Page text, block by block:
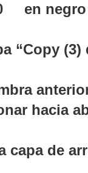
en negro
“Copy (3)
hacia
capa de